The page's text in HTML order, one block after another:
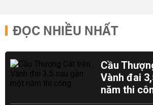
ĐỌC NHIỀU NHẤT
Cầu
Vành đai
năm thi